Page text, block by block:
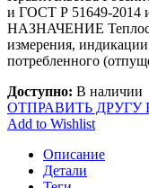
и ГОСТ Р 51649-2014
НАЗНАЧЕНИЕ
измерения,
потребленного
Доступно: В наличии
ОТПРАВИТЬ ДРУГУ
Add to Wishlist
Описание
Детали